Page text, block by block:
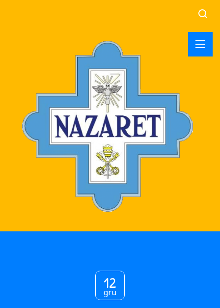
12
gru